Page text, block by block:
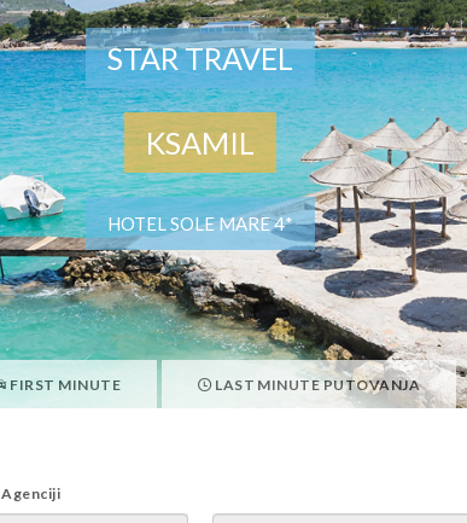
STAR TRAVEL
KSAMIL
HOTEL SOLE MARE 4*
FIRST MINUTE LAST MINUTE PUTOVANJA
Agenciji